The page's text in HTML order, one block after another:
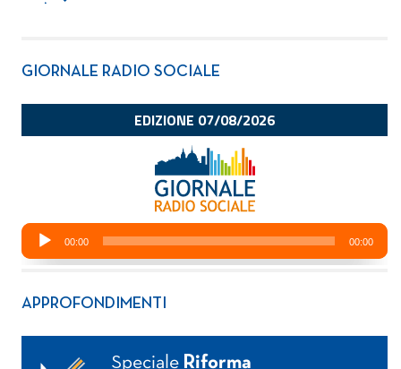
GIORNALE RADIO SOCIALE
APPROFONDIMENTI
Speciale Riforma